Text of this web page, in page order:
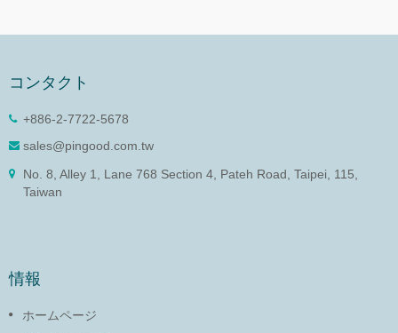
コンタクト
+886-2-7722-5678
sales@pingood.com.tw
No. 8, Alley 1, Lane 768 Section 4, Pateh Road, Taipei, 115,
Taiwan
情報
ホームページ